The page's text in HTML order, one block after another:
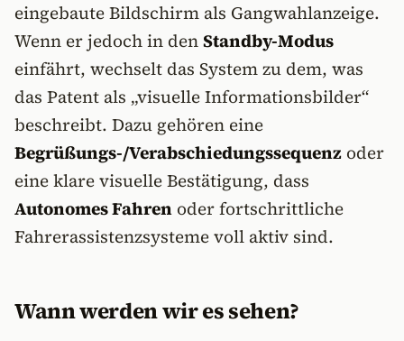
eingebaute Bildschirm als Gangwahlanzeige.
Wenn er jedoch in denStandby-Modus
einfährt, wechselt das System zu dem, was
das Patent als „visuelle Informationsbilder“
beschreibt. Dazu gehören eine
Begrüßungs-/Verabschiedungssequenz oder
eine klare visuelle Bestätigung, dass
Autonomes Fahren oder fortschrittliche
Fahrerassistenzsysteme voll aktiv sind.
Wann werden wir es sehen?